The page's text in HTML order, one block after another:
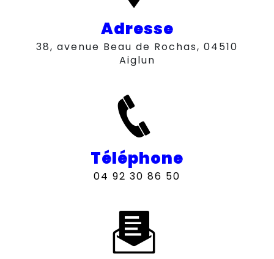
Adresse
38, avenue Beau de Rochas, 04510
Aiglun
Téléphone
04 92 30 86 50